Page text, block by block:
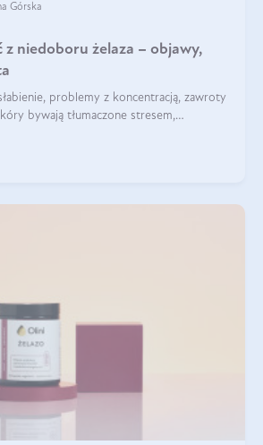
Górska
niedoboru żelaza – objawy,
problemy z koncentracją, zawroty
bywają tłumaczone stresem,